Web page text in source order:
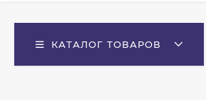
КАТАЛОГ ТОВАРОВ